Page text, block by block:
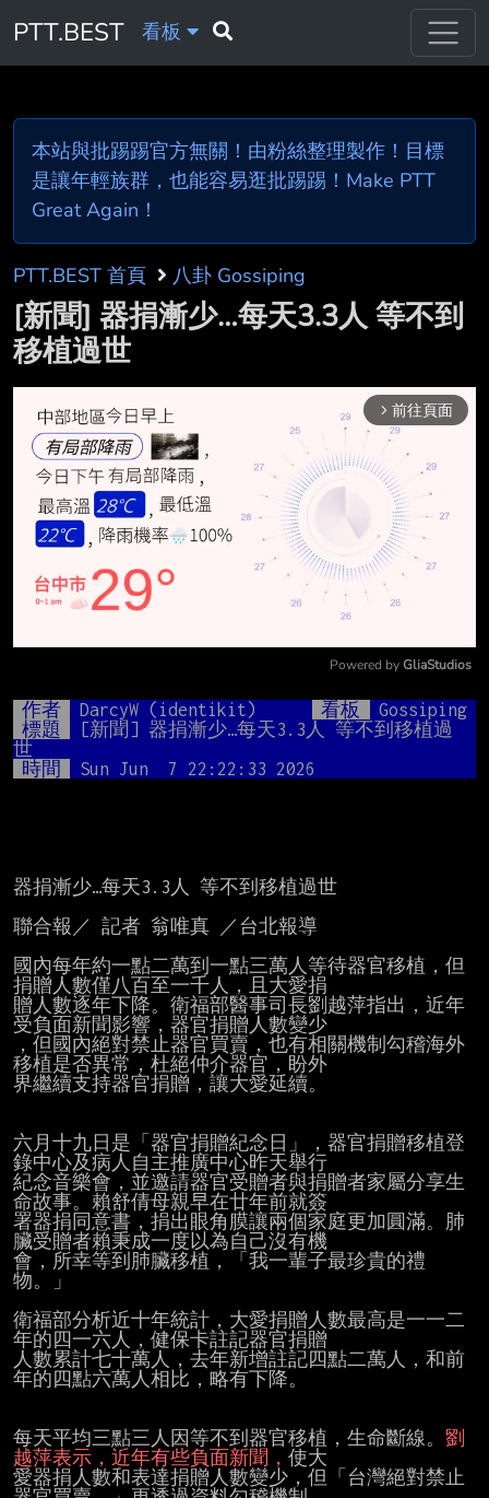
PTT.BEST 看板
本站與批踢踢官方無關！由粉絲整理製作！目標
是讓年輕族群，也能容易逛批踢踢！Make PTT
Great Again！
PTT.BEST 首頁 八卦 Gossiping
[新聞] 器捐漸少…每天3.3人 等不到
移植過世
arrow_forward_ios 前往頁面
Mute
Powered by GliaStudios
作者 DarcyW (identikit) 看板
Gossiping
標題
[新聞] 器捐漸少…每天3.3人 等不到移植過
世
時間
Sun Jun  7 22:22:33 2026
器捐漸少…每天3.3人 等不到移植過世
聯合報／ 記者 翁唯真 ／台北報導
國內每年約一點二萬到一點三萬人等待器官移植，但
捐贈人數僅八百至一千人，且大愛捐
贈人數逐年下降。衛福部醫事司長劉越萍指出，近年
受負面新聞影響，器官捐贈人數變少
，但國內絕對禁止器官買賣，也有相關機制勾稽海外
移植是否異常，杜絕仲介器官，盼外
界繼續支持器官捐贈，讓大愛延續。
六月十九日是「器官捐贈紀念日」，器官捐贈移植登
錄中心及病人自主推廣中心昨天舉行
紀念音樂會，並邀請器官受贈者與捐贈者家屬分享生
命故事。賴舒倩母親早在廿年前就簽
署器捐同意書，捐出眼角膜讓兩個家庭更加圓滿。肺
臟受贈者賴秉成一度以為自己沒有機
會，所幸等到肺臟移植，「我一輩子最珍貴的禮
物。」
衛福部分析近十年統計，大愛捐贈人數最高是一一二
年的四一六人，健保卡註記器官捐贈
人數累計七十萬人，去年新增註記四點二萬人，和前
年的四點六萬人相比，略有下降。
每天平均三點三人因等不到器官移植，生命斷線。 劉
越萍表示，近年有些負面新聞， 使大
愛器捐人數和表達捐贈人數變少，但「台灣絕對禁止